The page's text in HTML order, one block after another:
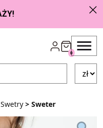
0
Swetry > Sweter